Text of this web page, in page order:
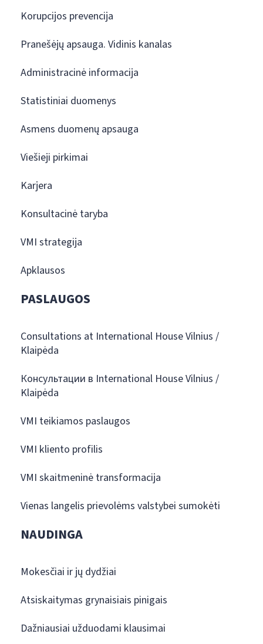
Korupcijos prevencija
Pranešėjų apsauga. Vidinis kanalas
Administracinė informacija
Statistiniai duomenys
Asmens duomenų apsauga
Viešieji pirkimai
Karjera
Konsultacinė taryba
VMI strategija
Apklausos
PASLAUGOS
Consultations at International House Vilnius /
Klaipėda
Консультации в International House Vilnius /
Klaipėda
VMI teikiamos paslaugos
VMI kliento profilis
VMI skaitmeninė transformacija
Vienas langelis prievolėms valstybei sumokėti
NAUDINGA
Mokesčiai ir jų dydžiai
Atsiskaitymas grynaisiais pinigais
Dažniausiai užduodami klausimai